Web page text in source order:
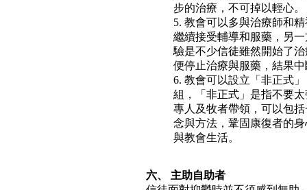
步的治療，不可掉以輕心。
5. 教會可以多與治療師和
繼續接受輔導和服藥，另
驗是不少信徒雖然開始了
便停止治療與服藥，結果
6. 教會可以設立「非正式
組，「非正式」是指不要
專人及牧者帶領，可以包
念與方法，鞏固康復者的
與教會生活。
六、 主助自助者